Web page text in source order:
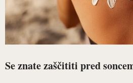
Se znate zaščititi pred